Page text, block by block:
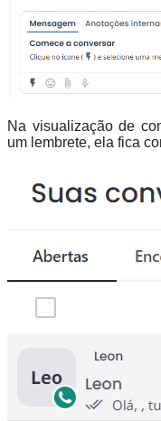
Na visualização de
um lembrete, ela fica